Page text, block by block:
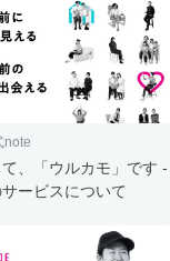
note
、「ウルカモ」です -
ービスについて